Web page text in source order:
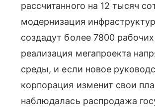
рассчитанного на 12 тысяч
модернизация
создадут более 7800
реализация мегапроекта
среды, и если новое
корпорация изменит свои
наблюдалась распродажа